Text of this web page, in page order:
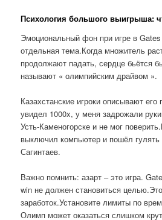
Психология большого выигрыша:
Эмоциональный фон при игре в
отдельная тема.Когда множитель
продолжают падать, сердце бьётся
называют « олимпийским драйвом ».
Казахстанские игроки описывают
увидел 1000x, у меня задрожали
Усть-Каменогорске и не мог
выключил компьютер и пошёл
Сагинтаев.
Важно помнить: азарт – это игра.
win не должен становиться
заработок.Установите лимиты по
Олимп может оказаться слишком